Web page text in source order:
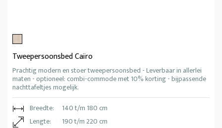
Tweepersoonsbed Caïro
Prachtig modern en stoer tweepersoonsbed - Leverbaar in allerlei
maten - optioneel: combi-commode met 10% korting - bijpassende
nachttafeltjes mogelijk.
Breedte:
140 t/m 180 cm
Lengte:
190 t/m 220 cm